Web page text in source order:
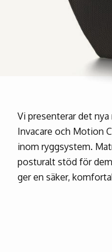
Vi presenterar det
Invacare och Motion
inom ryggsystem.
posturalt stöd för
ger en säker,